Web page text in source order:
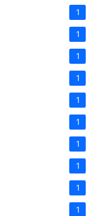
1
1
1
1
1
1
1
1
1
1